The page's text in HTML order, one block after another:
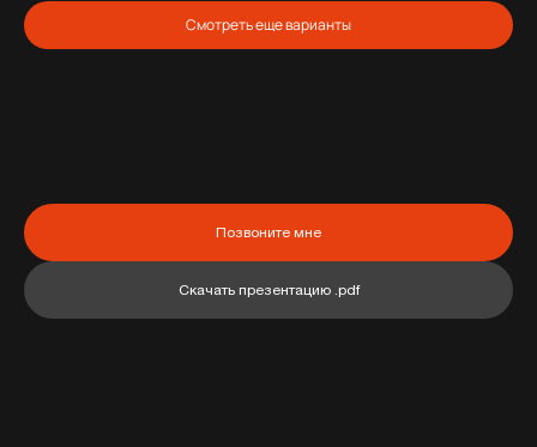
Смотреть еще варианты
Позвоните мне
Скачать презентацию .pdf